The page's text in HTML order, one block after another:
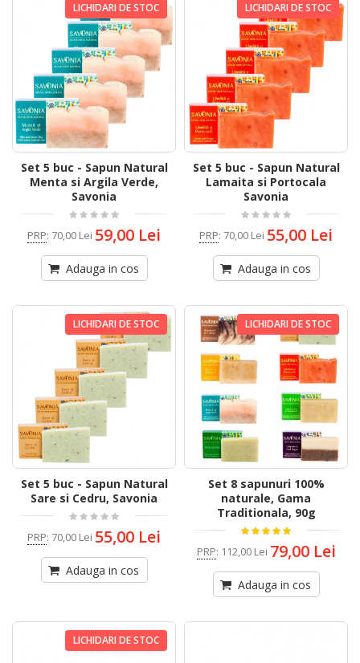
LICHIDARI DE STOC
Set 5 buc - Sapun Natural
Menta si Argila Verde,
Savonia
PRP: 70,00 Lei 59,00 Lei
Adauga in cos
LICHIDARI DE STOC
Set 5 buc - Sapun Natural
Lamaita si Portocala
Savonia
PRP: 70,00 Lei 55,00 Lei
Adauga in cos
LICHIDARI DE STOC
Set 5 buc - Sapun Natural
Sare si Cedru, Savonia
PRP: 70,00 Lei 55,00 Lei
Adauga in cos
LICHIDARI DE STOC
Set 8 sapunuri 100%
naturale, Gama
Traditionala, 90g
PRP: 112,00 Lei 79,00 Lei
Adauga in cos
LICHIDARI DE STOC